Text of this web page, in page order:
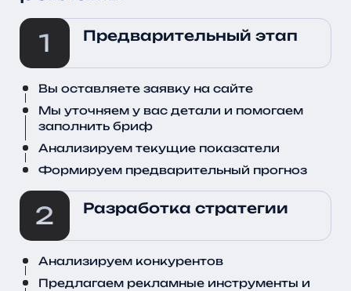
Предварительный этап
Вы оставляете заявку на сайте
Мы уточняем у вас детали и помогаем
заполнить бриф
Анализируем текущие показатели
Формируем предварительный прогноз
Разработка стратегии
Анализируем конкурентов
Предлагаем рекламные инструменты и